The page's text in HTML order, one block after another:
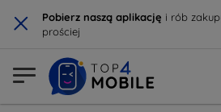
× Pobierz naszą aplikację i rób
prościej